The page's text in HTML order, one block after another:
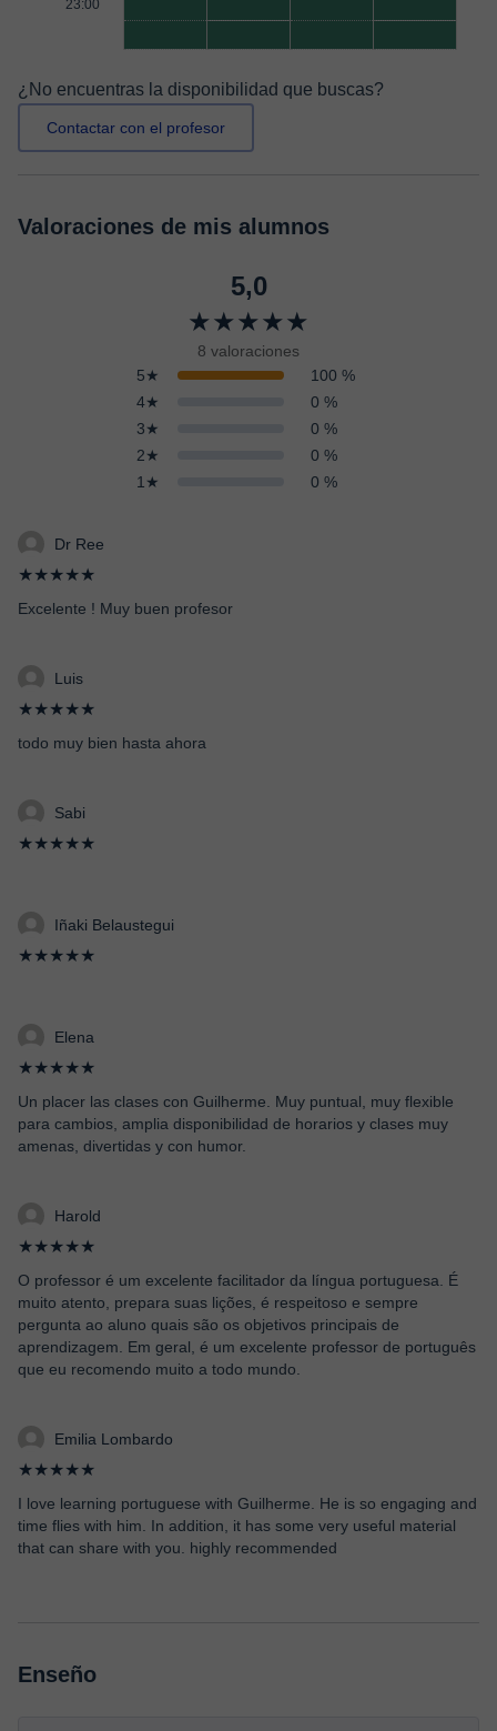
23:00
¿No encuentras la disponibilidad que buscas?
Contactar con el profesor
Valoraciones de mis alumnos
5,0
★★★★★
8 valoraciones
5★
100 %
4★
0 %
3★
0 %
2★
0 %
1★
0 %
Dr Ree
★★★★★
Excelente ! Muy buen profesor
Luis
★★★★★
todo muy bien hasta ahora
Sabi
★★★★★
Iñaki Belaustegui
★★★★★
Elena
★★★★★
Un placer las clases con Guilherme. Muy puntual, muy flexible
para cambios, amplia disponibilidad de horarios y clases muy
amenas, divertidas y con humor.
Harold
★★★★★
O professor é um excelente facilitador da língua portuguesa. É
muito atento, prepara suas lições, é respeitoso e sempre
pergunta ao aluno quais são os objetivos principais de
aprendizagem. Em geral, é um excelente professor de português
que eu recomendo muito a todo mundo.
Emilia Lombardo
★★★★★
I love learning portuguese with Guilherme. He is so engaging and
time flies with him. In addition, it has some very useful material
that can share with you. highly recommended
Enseño